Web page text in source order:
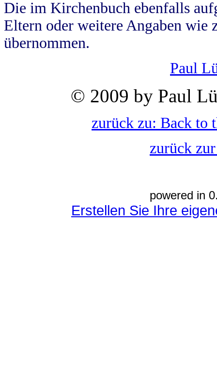
Die im Kirchenbuch ebenfalls
Eltern oder weitere Angaben wie
übernommen.
Paul
© 2009 by Paul
zurück zu: Back to
zurück
powered in
Erstellen Sie Ihre